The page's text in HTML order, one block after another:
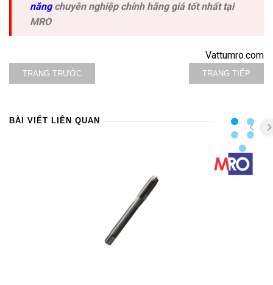
năngchuyên nghiệp chính hãng giá tốt nhất tại
MRO
Vattumro.com
TRANG TRƯỚC TRANG TIẾP
BÀI VIẾT LIÊN QUAN